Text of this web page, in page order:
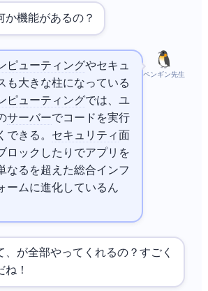
か機能があるの？
ペンギン先生
ピューティングやセキュ
も大きな柱になっている
ピューティングでは、ユ
サーバーでコードを実行
できる。 セキュリティ 面
ロックしたり でWebアプリを
なる を超えた総合インフ
ームに進化しているん
Akamaiが全部やってくれるの？すごく
！